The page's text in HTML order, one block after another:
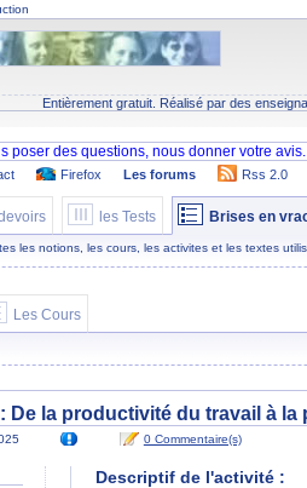
Entièrement gratuit. Réalisé par des
Firefox Les forums Rss 2.0
les Tests Brises en
les notions, les cours, les activites et les textes
Les Cours
De la productivité du travail à la
0 Commentaire(s)
Descriptif de l'activité :